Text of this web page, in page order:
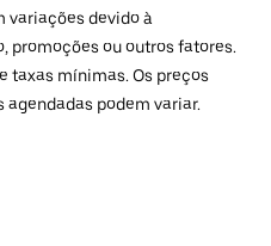
variações devido à
promoções ou outros fatores.
taxas mínimas. Os preços
agendadas podem variar.